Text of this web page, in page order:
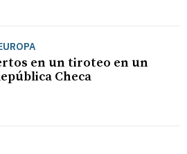
en un tiroteo en un
Checa